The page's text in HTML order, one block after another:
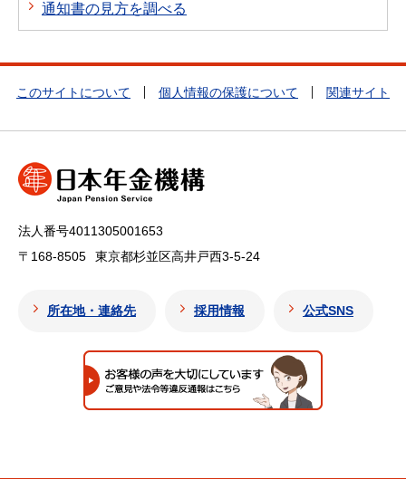
通知書の見方を調べる
このサイトについて 個人情報の保護について 関連サイト
法人番号4011305001653
〒168-8505
東京都杉並区高井戸西3-5-24
所在地・連絡先 採用情報 公式SNS